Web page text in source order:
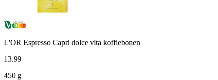
L'OR Espresso Capri dolce vita koffiebonen
13.99
450 g